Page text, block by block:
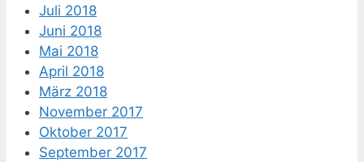
Juli 2018
Juni 2018
Mai 2018
April 2018
März 2018
November 2017
Oktober 2017
September 2017